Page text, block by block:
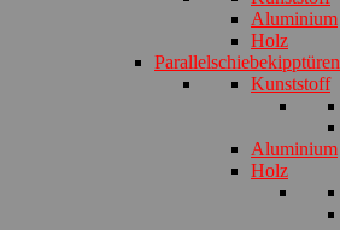
Aluminium
Holz
Parallelschiebekipptüren
Kunststoff
Aluminium
Holz